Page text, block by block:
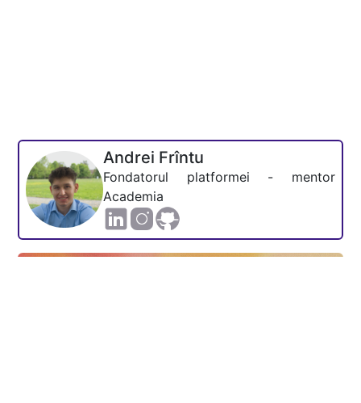
Andrei Frîntu
Fondatorul platformei - mentor
Academia